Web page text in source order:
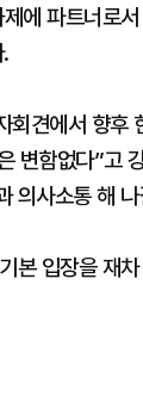
에 파트너로
견에서 향후
변함없다”고
의사소통 해
본 입장을 재